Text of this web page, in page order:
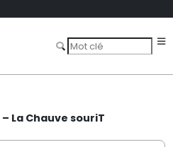
La Chauve souriT